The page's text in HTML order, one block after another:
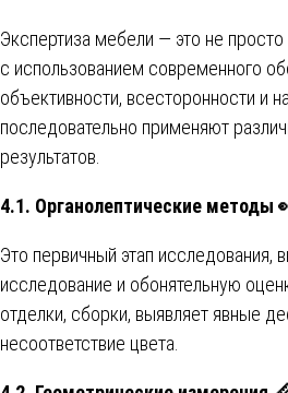
Экспертиза мебели — это не
с использованием современного
объективности, всесторонности и
последовательно применяют
результатов.
4.1. Органолептические методы
Это первичный этап исследования,
исследование и обонятельную
отделки, сборки, выявляет явные
несоответствие цвета.